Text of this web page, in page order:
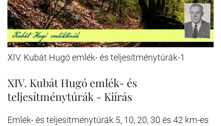
XIV. Kubát Hugó emlék- és teljesítménytúrák-1
XIV. Kubát Hugó emlék- és
teljesítménytúrák - Kiírás
Emlék- és teljesítménytúrák 5, 10, 20, 30 és 42 km-es